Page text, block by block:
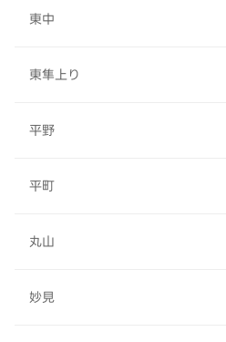
東中
東隼上り
平野
平町
丸山
妙見